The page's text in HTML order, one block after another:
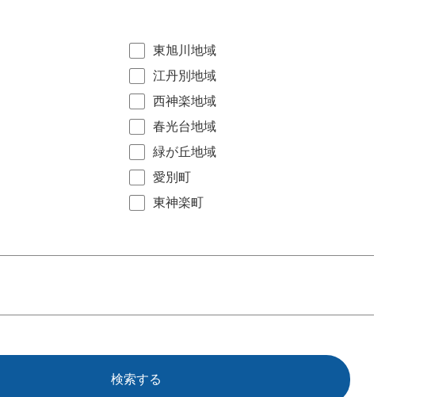
東旭川地域
江丹別地域
西神楽地域
春光台地域
緑が丘地域
愛別町
東神楽町
検索する